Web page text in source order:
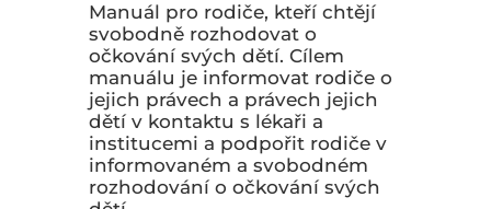
Manuál pro rodiče, kteří chtějí
svobodně rozhodovat o
očkování svých dětí. Cílem
manuálu je informovat rodiče o
jejich právech a právech jejich
dětí v kontaktu s lékaři a
institucemi a podpořit rodiče v
informovaném a svobodném
rozhodování o očkování svých